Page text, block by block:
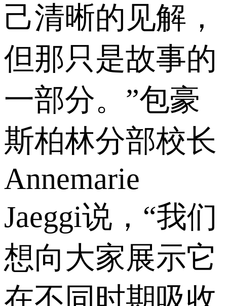
己清晰的见解，
但那只是故事的
一部分。”包豪
斯柏林分部校长
Annemarie
Jaeggi说，“我们
想向大家展示它
在不同时期吸收